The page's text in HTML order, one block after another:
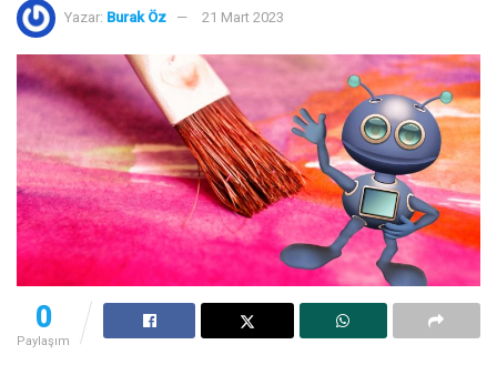
Yazar: Burak Öz 21 Mart 2023
0
Paylaşım